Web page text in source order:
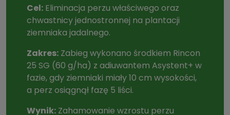
Cel: Eliminacja perzu właściwego oraz
chwastnicy jednostronnej na plantacji
ziemniaka jadalnego.
Zakres: Zabieg wykonano środkiem Rincon
25 SG (60 g/ha) z adiuwantem Asystent+ w
fazie, gdy ziemniaki miały 10 cm wysokości,
a perz osiągnął fazę 5 liści.
Wynik: Zahamowanie wzrostu perzu